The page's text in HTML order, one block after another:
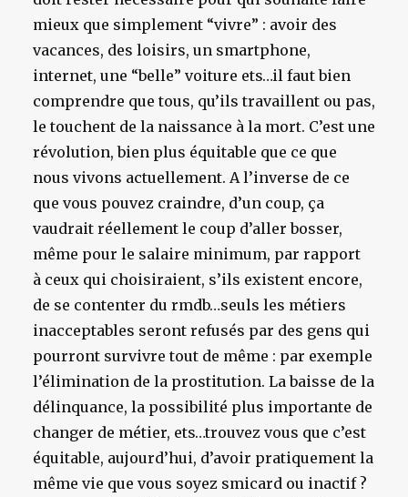
mieux que simplement “vivre” : avoir des
vacances, des loisirs, un smartphone,
internet, une “belle” voiture ets…il faut bien
comprendre que tous, qu’ils travaillent ou pas,
le touchent de la naissance à la mort. C’est une
révolution, bien plus équitable que ce que
nous vivons actuellement. A l’inverse de ce
que vous pouvez craindre, d’un coup, ça
vaudrait réellement le coup d’aller bosser,
même pour le salaire minimum, par rapport
à ceux qui choisiraient, s’ils existent encore,
de se contenter du rmdb…seuls les métiers
inacceptables seront refusés par des gens qui
pourront survivre tout de même : par exemple
l’élimination de la prostitution. La baisse de la
délinquance, la possibilité plus importante de
changer de métier, ets…trouvez vous que c’est
équitable, aujourd’hui, d’avoir pratiquement la
même vie que vous soyez smicard ou inactif ?